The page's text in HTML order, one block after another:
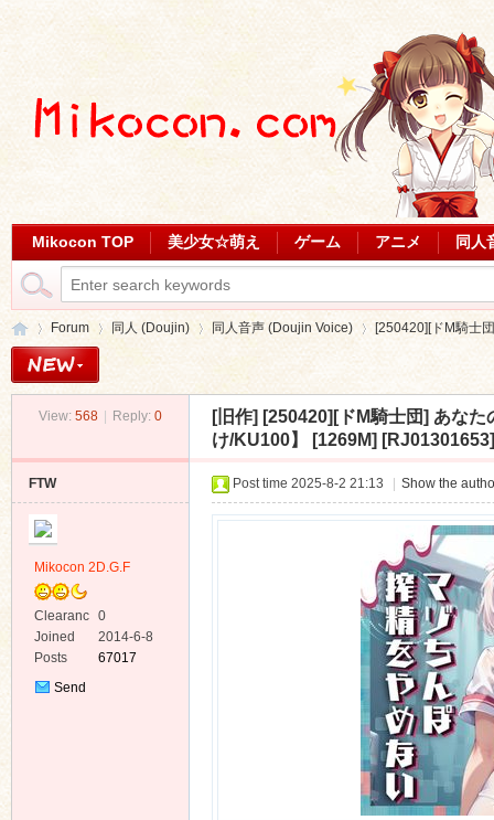
Mikocon TOP 美少女☆萌え ゲーム アニメ 同人
Forum
›
同人 (Doujin) 同人音声 (Doujin Voice)
›
[250420][ドM騎士
View: 568 Reply: 0 [旧作] [250420][ドM騎士団] あな
け/KU100】 [1269M] [RJ01301653]
FTW
Mikocon 2D.G.F
Clearanc
e
0
Joined
2014-6-8
Posts
67017
Send
Post time 2025-8-2 21:13 Show the